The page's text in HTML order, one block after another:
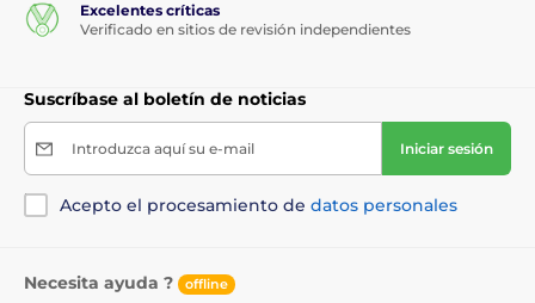
Excelentes críticas
Verificado en sitios de revisión independientes
Suscríbase al boletín de noticias
Introduzca aquí su e-mail Iniciar sesión
Acepto el procesamiento de datos personales
Necesita ayuda ? offline